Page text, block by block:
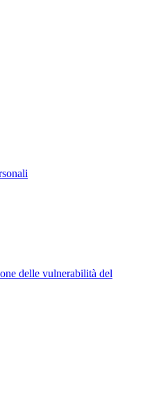
delle vulnerabilità del